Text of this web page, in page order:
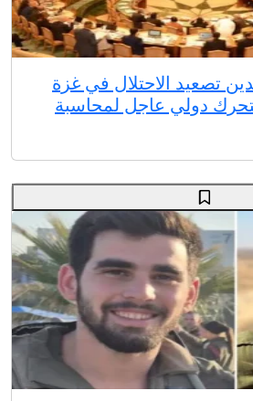
تصعيد الاحتلال في غزة
دولي عاجل لمحاسبة